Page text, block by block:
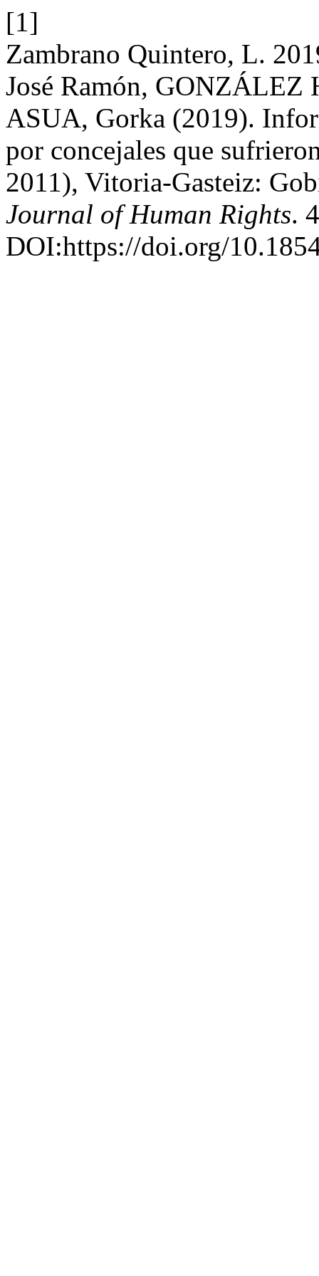
[1]
Zambrano Quintero, L.
José Ramón,
ASUA, Gorka (2019).
por concejales que
2011), Vitoria-Gasteiz:
Journal of Human Rights.
DOI:https://doi.org/